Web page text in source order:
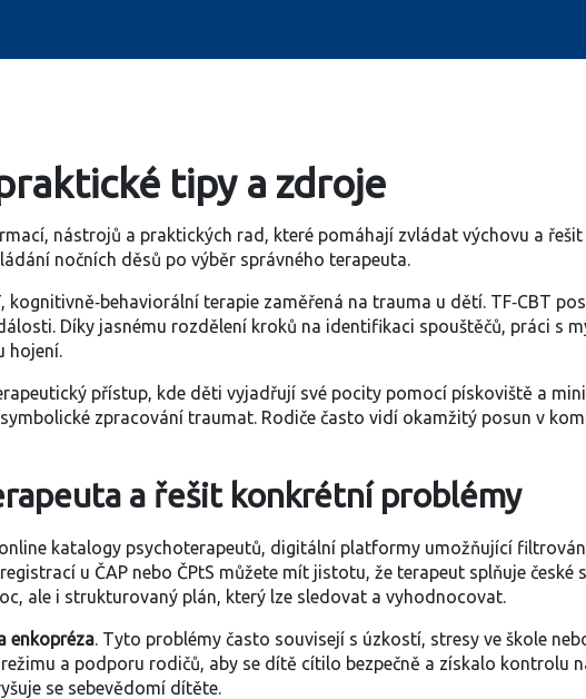
tipy a zdroje
nástrojů a praktických rad, které pomáhají zvládat výchovu a
nočních děsů po výběr správného terapeuta.
, kognitivně‑behaviorální terapie zaměřená na trauma u dětí. TF‑CBT
Díky jasnému rozdělení kroků na identifikaci spouštěčů, práci s
hojení.
přístup, kde děti vyjadřují své pocity pomocí pískoviště a
zpracování traumat. Rodiče často vidí okamžitý posun v
a řešit konkrétní problémy
online katalogy psychoterapeutů, digitální platformy umožňující
u ČAP nebo ČPtS můžete mít jistotu, že terapeut splňuje české
ale i strukturovaný plán, který lze sledovat a vyhodnocovat.
enkopréza. Tyto problémy často souvisejí s úzkostí, stresy ve škole
a podporu rodičů, aby se dítě cítilo bezpečně a získalo kontrolu
se sebevědomí dítěte.